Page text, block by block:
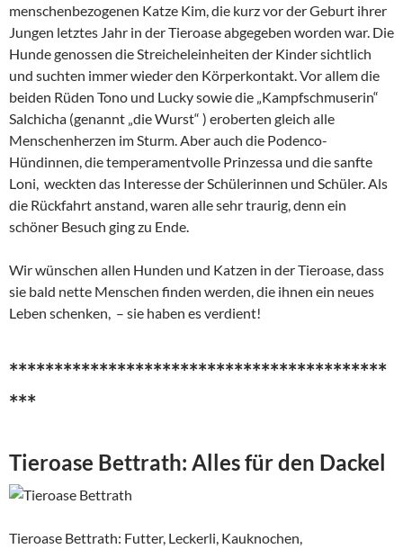
menschenbezogenen Katze Kim, die kurz vor der Geburt ihrer
Jungen letztes Jahr in der Tieroase abgegeben worden war. Die
Hunde genossen die Streicheleinheiten der Kinder sichtlich
und suchten immer wieder den Körperkontakt. Vor allem die
beiden Rüden Tono und Lucky sowie die „Kampfschmuserin“
Salchicha (genannt „die Wurst“ ) eroberten gleich alle
Menschenherzen im Sturm. Aber auch die Podenco-
Hündinnen, die temperamentvolle Prinzessa und die sanfte
Loni, weckten das Interesse der Schülerinnen und Schüler. Als
die Rückfahrt anstand, waren alle sehr traurig, denn ein
schöner Besuch ging zu Ende.
Wir wünschen allen Hunden und Katzen in der Tieroase, dass
sie bald nette Menschen finden werden, die ihnen ein neues
Leben schenken, – sie haben es verdient!
******************************************
***
Tieroase Bettrath: Alles für den Dackel
Tieroase Bettrath: Futter, Leckerli, Kauknochen,